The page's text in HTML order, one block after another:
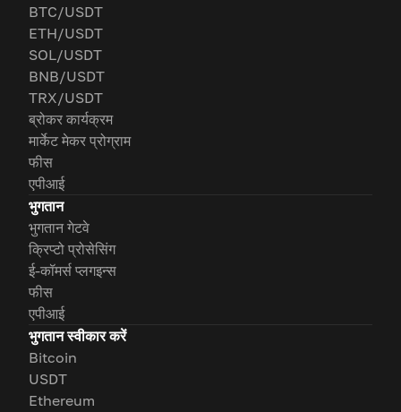
BTC/USDT
ETH/USDT
SOL/USDT
BNB/USDT
TRX/USDT
ब्रोकर कार्यक्रम
मार्केट मेकर प्रोग्राम
फीस
एपीआई
भुगतान
भुगतान गेटवे
क्रिप्टो प्रोसेसिंग
ई-कॉमर्स प्लगइन्स
फीस
एपीआई
भुगतान स्वीकार करें
Bitcoin
USDT
Ethereum